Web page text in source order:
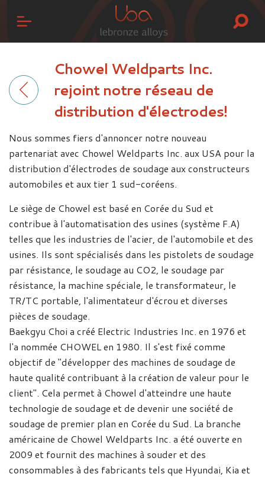
Chowel Weldparts Inc.
rejoint notre réseau de
distribution d'électrodes!
Nous sommes fiers d'annoncer notre nouveau
partenariat avec Chowel Weldparts Inc. aux USA pour la
distribution d'électrodes de soudage aux constructeurs
automobiles et aux tier 1 sud-coréens.
Le siège de Chowel est basé en Corée du Sud et
contribue à l'automatisation des usines (système F.A)
telles que les industries de l'acier, de l'automobile et des
usines. Ils sont spécialisés dans les pistolets de soudage
par résistance, le soudage au CO2, le soudage par
résistance, la machine spéciale, le transformateur, le
TR/TC portable, l'alimentateur d'écrou et diverses
pièces de soudage.
Baekgyu Choi a créé Electric Industries Inc. en 1976 et
l'a nommée CHOWEL en 1980. Il s'est fixé comme
objectif de "développer des machines de soudage de
haute qualité contribuant à la création de valeur pour le
client". Cela permet à Chowel d'atteindre une haute
technologie de soudage et de devenir une société de
soudage de premier plan en Corée du Sud. La branche
américaine de Chowel Weldparts Inc. a été ouverte en
2009 et fournit des machines à souder et des
consommables à des fabricants tels que Hyundai, Kia et